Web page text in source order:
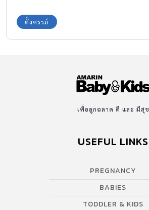
ตั้งครรภ์
เพื่อลูกฉลาด ดี และ มีสุข
USEFUL LINKS
PREGNANCY
BABIES
TODDLER & KIDS